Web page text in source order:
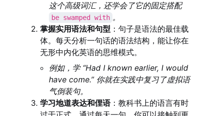
这个高级词汇，还学会了它的固定搭配
be swamped with 。
掌握实用语法和句型 ：句子是语法的最佳载
体。每天分析一句话的语法结构，能让你在
无形中内化英语的思维模式。
例如，学 “Had I known earlier, I would
have come.” 你就在实践中复习了虚拟语
气倒装句。
学习地道表达和俚语：教科书上的语言有时